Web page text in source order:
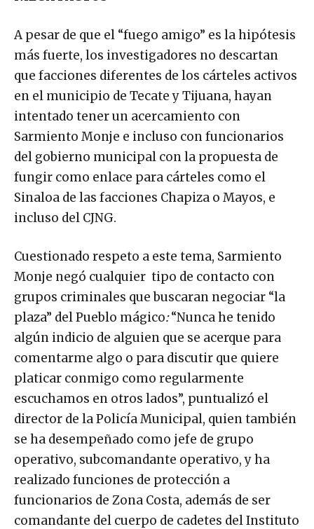
A pesar de que el “fuego amigo” es la hipótesis
más fuerte, los investigadores no descartan
que facciones diferentes de los cárteles activos
en el municipio de Tecate y Tijuana, hayan
intentado tener un acercamiento con
Sarmiento Monje e incluso con funcionarios
del gobierno municipal con la propuesta de
fungir como enlace para cárteles como el
Sinaloa de las facciones Chapiza o Mayos, e
incluso del CJNG.
Cuestionado respeto a este tema, Sarmiento
Monje negó cualquier tipo de contacto con
grupos criminales que buscaran negociar “la
plaza” del Pueblo mágico:“Nunca he tenido
algún indicio de alguien que se acerque para
comentarme algo o para discutir que quiere
platicar conmigo como regularmente
escuchamos en otros lados”, puntualizó el
director de la Policía Municipal, quien también
se ha desempeñado como jefe de grupo
operativo, subcomandante operativo, y ha
realizado funciones de protección a
funcionarios de Zona Costa, además de ser
comandante del cuerpo de cadetes del Instituto